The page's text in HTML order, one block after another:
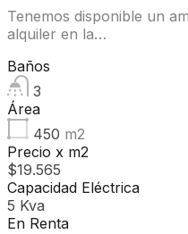
Tenemos disponible un
alquiler en la…
Baños
3
Área
450 m2
Precio x m2
$19.565
Capacidad Eléctrica
5 Kva
En Renta